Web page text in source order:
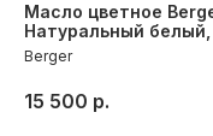
Масло цветное
Натуральный белый,
Berger
15 500 р.